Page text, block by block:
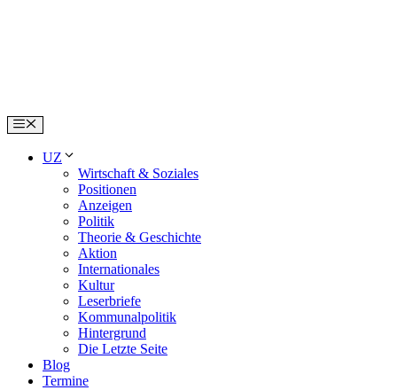
Menu
UZ
Wirtschaft & Soziales
Positionen
Anzeigen
Politik
Theorie & Geschichte
Aktion
Internationales
Kultur
Leserbriefe
Kommunalpolitik
Hintergrund
Die Letzte Seite
Blog
Termine